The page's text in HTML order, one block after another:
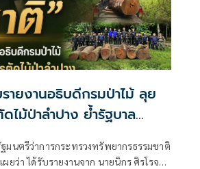
ายงานอธิบดีกรมป่าไม้ ลุย
ไม้ป่าลำปาง ย้ำรัฐบาล
ปราบบุกรุกป่า-ทำลาย
เด็ดขาด
มนตรีว่าการกระทรวงทรัพยากรธรรมชาติ
ยว่า ได้รับรายงานจาก นายนิกร ศิรโรจนา